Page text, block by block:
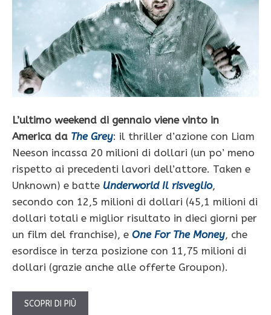
L’ultimo weekend di gennaio viene vinto in
America da The Grey: il thriller d’azione con Liam
Neeson incassa 20 milioni di dollari (un po’ meno
rispetto ai precedenti lavori dell’attore. Taken e
Unknown) e batte Underworld Il risveglio,
secondo con 12,5 milioni di dollari (45,1 milioni di
dollari totali e miglior risultato in dieci giorni per
un film del franchise), e One For The Money, che
esordisce in terza posizione con 11,75 milioni di
dollari (grazie anche alle offerte Groupon).
SCOPRI DI PIÙ